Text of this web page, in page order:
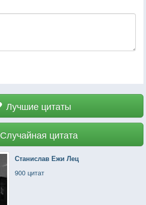
Лучшие цитаты
Случайная цитата
Станислав Ежи Лец
900 цитат